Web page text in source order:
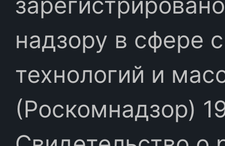
надзору в сфере
технологий и
(Роскомнадзор)